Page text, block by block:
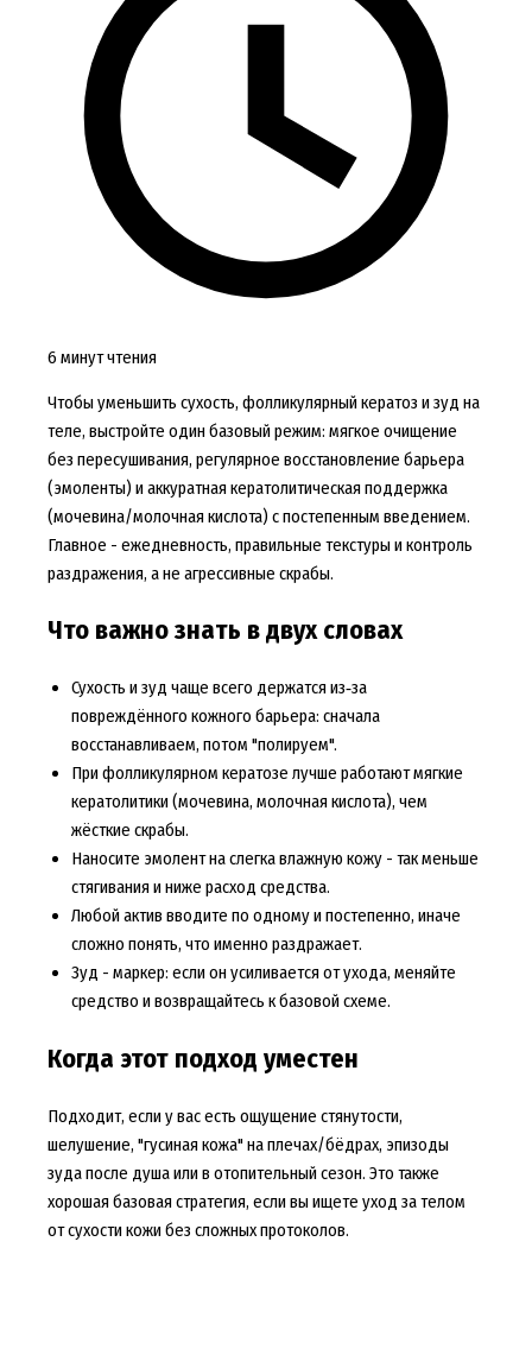
6 минут чтения
Чтобы уменьшить сухость, фолликулярный кератоз и зуд на
теле, выстройте один базовый режим: мягкое очищение
без пересушивания, регулярное восстановление барьера
(эмоленты) и аккуратная кератолитическая поддержка
(мочевина/молочная кислота) с постепенным введением.
Главное - ежедневность, правильные текстуры и контроль
раздражения, а не агрессивные скрабы.
Что важно знать в двух словах
Сухость и зуд чаще всего держатся из‑за
повреждённого кожного барьера: сначала
восстанавливаем, потом "полируем".
При фолликулярном кератозе лучше работают мягкие
кератолитики (мочевина, молочная кислота), чем
жёсткие скрабы.
Наносите эмолент на слегка влажную кожу - так меньше
стягивания и ниже расход средства.
Любой актив вводите по одному и постепенно, иначе
сложно понять, что именно раздражает.
Зуд - маркер: если он усиливается от ухода, меняйте
средство и возвращайтесь к базовой схеме.
Когда этот подход уместен
Подходит, если у вас есть ощущение стянутости,
шелушение, "гусиная кожа" на плечах/бёдрах, эпизоды
зуда после душа или в отопительный сезон. Это также
хорошая базовая стратегия, если вы ищете уход за телом
от сухости кожи без сложных протоколов.